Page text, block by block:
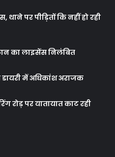
पर पीड़ितों कि नहीं हो रही
का लाइसेंस निलंबित
डायरी में अधिकांश अराजक
रोड़ पर यातायात काट रही